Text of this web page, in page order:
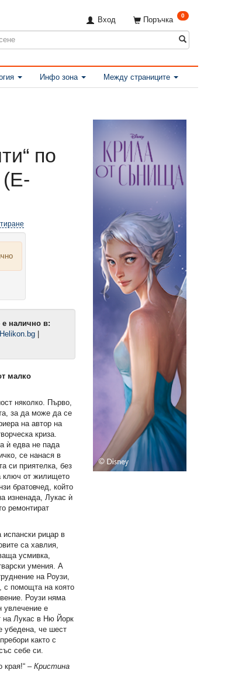
Поръчка 0
Вход
Инфо зона Между страниците
Наръчник за употреба и
експлоатация на мъжа, пълен
курс (Е-книга)
по
(Е-
е налично в:
Helikon.bg |
малко
няколко. Първо,
за да може да се
на автор на
криза.
ѝ едва не пада
се нанася в
си приятелка, без
ключ от жилището
братовчед, който
изненада, Лукас ѝ
ремонтират
рицар в
са хавлия,
усмивка,
умения. А
на Роузи,
с помощта на която
Роузи няма
увлечение е
на Лукас в Ню Йорк
убедена, че шест
както с
себе си.
края!“ – Кристина